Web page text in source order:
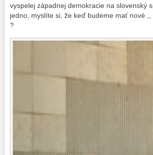
vyspelej západnej demokracie na slovenský
jedno, myslíte si, že keď budeme mať nové
?